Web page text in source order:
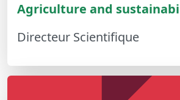
Agriculture and
Directeur Scientifique